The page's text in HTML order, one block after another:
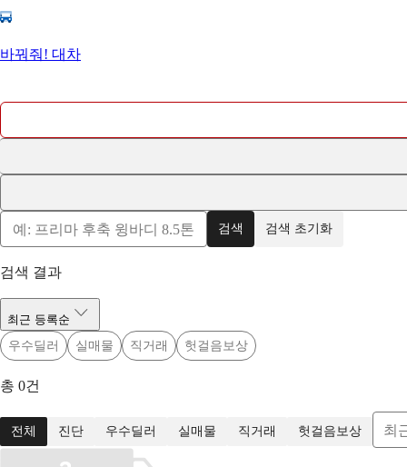
바꿔줘! 대차
검색 검색 초기화
검색 결과
최근 등록순
우수딜러
실매물 직거래 헛걸음보상
총 0건
전체 진단 우수딜러 실매물 직거래 헛걸음보상 최